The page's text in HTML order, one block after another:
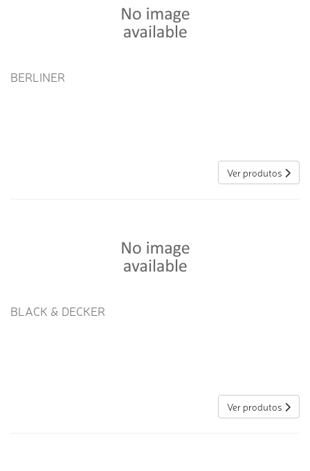
BERLINER
Ver produtos
BLACK & DECKER
Ver produtos